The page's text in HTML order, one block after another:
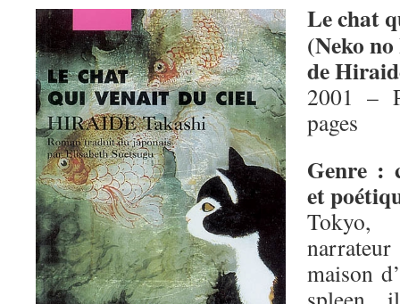
Le chat
(Neko
de
2001 –
pages
Genre :
et
maison